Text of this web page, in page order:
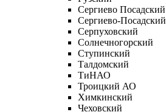
Сергиево Посадский
Сергиево-Посадский
Серпуховский
Солнечногорский
Ступинский
Талдомский
ТиНАО
Троицкий АО
Химкинский
Чеховский